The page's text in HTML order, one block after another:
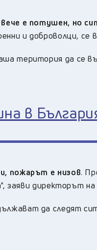
е потушен, но
и доброволци, се
територия да се
в
пожарът е низов.
заяви директорът
да следят